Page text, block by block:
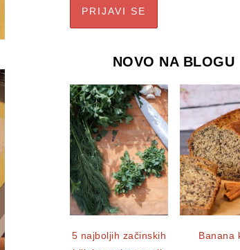
NOVO NA BLOGU
5 najboljih začinskih
Banana